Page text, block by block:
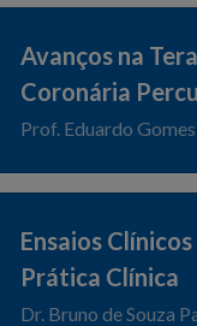
Avanços na
Coronária
Prof. Eduardo
Ensaios
Prática Clínica
Dr. Bruno de Souza